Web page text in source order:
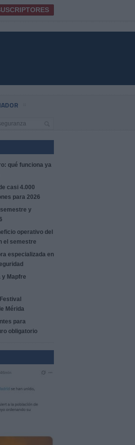
qué funciona ya
casi 4.000
para 2026
y
operativo del
el semestre
especializada en
y Mapfre
Mérida
para
obligatorio